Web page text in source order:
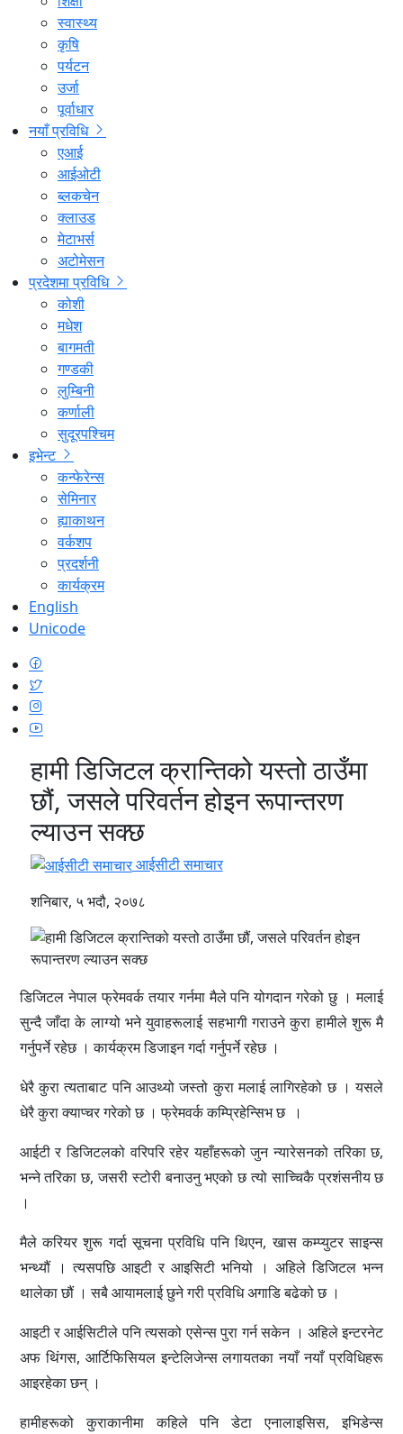
स्वास्थ्य
कृषि
पर्यटन
उर्जा
पूर्वाधार
नयाँ प्रविधि
एआई
आईओटी
ब्लकचेन
क्लाउड
मेटाभर्स
अटोमेसन
प्रदेशमा प्रविधि
कोशी
मधेश
बागमती
गण्डकी
लुम्बिनी
कर्णाली
सुदूरपश्चिम
इभेन्ट
कन्फेरेन्स
सेमिनार
ह्याकाथन
वर्कशप
प्रदर्शनी
कार्यक्रम
English
Unicode
हामी डिजिटल क्रान्तिको यस्तो ठाउँमा
छौं, जसले परिवर्तन होइन रूपान्तरण
ल्याउन सक्छ
आईसीटी समाचार
शनिबार, ५ भदौ, २०७८
डिजिटल नेपाल फ्रेमवर्क तयार गर्नमा मैले पनि योगदान गरेको छु । मलाई
सुन्दै जाँदा के लाग्यो भने युवाहरूलाई सहभागी गराउने कुरा हामीले शुरू मै
गर्नुपर्ने रहेछ । कार्यक्रम डिजाइन गर्दा गर्नुपर्ने रहेछ ।
धेरै कुरा त्यताबाट पनि आउथ्यो जस्तो कुरा मलाई लागिरहेको छ । यसले
धेरै कुरा क्याप्चर गरेको छ । फ्रेमवर्क कम्प्रिहेन्सिभ छ ।
आईटी र डिजिटलको वरिपरि रहेर यहाँहरूको जुन न्यारेसनको तरिका छ,
भन्ने तरिका छ, जसरी स्टोरी बनाउनु भएको छ त्यो साच्चिकै प्रशंसनीय छ
।
मैले करियर शुरू गर्दा सूचना प्रविधि पनि थिएन, खास कम्प्युटर साइन्स
भन्थ्यौं । त्यसपछि आइटी र आइसिटी भनियो । अहिले डिजिटल भन्न
थालेका छौं । सबै आयामलाई छुने गरी प्रविधि अगाडि बढेको छ ।
आइटी र आईसिटीले पनि त्यसको एसेन्स पुरा गर्न सकेन । अहिले इन्टरनेट
अफ थिंगस, आर्टिफिसियल इन्टेलिजेन्स लगायतका नयाँ नयाँ प्रविधिहरू
आइरहेका छन् ।
हामीहरूको कुराकानीमा कहिले पनि डेटा एनालाइसिस, इभिडेन्स